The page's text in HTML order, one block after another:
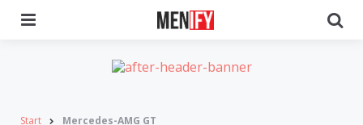
Start Mercedes-AMG GT